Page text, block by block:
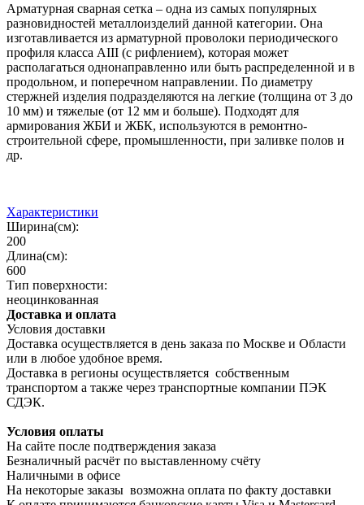
Арматурная сварная сетка – одна из самых популярных
разновидностей металлоизделий данной категории. Она
изготавливается из арматурной проволоки периодического
профиля класса AIII (с рифлением), которая может
располагаться однонаправленно или быть распределенной и в
продольном, и поперечном направлении. По диаметру
стержней изделия подразделяются на легкие (толщина от 3 до
10 мм) и тяжелые (от 12 мм и больше). Подходят для
армирования ЖБИ и ЖБК, используются в ремонтно-
строительной сфере, промышленности, при заливке полов и
др.
Характеристики
Ширина(см):
200
Длина(см):
600
Тип поверхности:
неоцинкованная
Доставка и оплата
Условия доставки
Доставка осуществляется в день заказа по Москве и Области
или в любое удобное время.
Доставка в регионы осуществляется собственным
транспортом а также через транспортные компании ПЭК
СДЭК.
Условия оплаты
На сайте после подтверждения заказа
Безналичный расчёт по выставленному счёту
Наличными в офисе
На некоторые заказы возможна оплата по факту доставки